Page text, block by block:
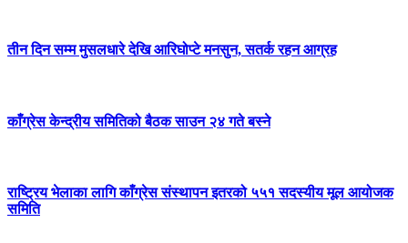
तीन दिन सम्म मुसलधारे देखि आरिघोप्टे मनसुन, सतर्क रहन आग्रह
काँग्रेस केन्द्रीय समितिको बैठक साउन २४ गते बस्ने
राष्ट्रिय भेलाका लागि काँग्रेस संस्थापन इतरको ५५१ सदस्यीय मूल आयोजक
समिति